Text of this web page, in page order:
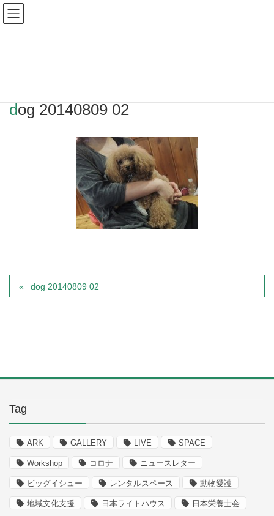
Warning
dog 20140809 02
dog 20140809 02
Tag
ARK GALLERY LIVE SPACE
Workshop コロナ ニュースレター
ビッグイシュー レンタルスペース 動物愛護
地域文化支援 日本ライトハウス 日本栄養士会